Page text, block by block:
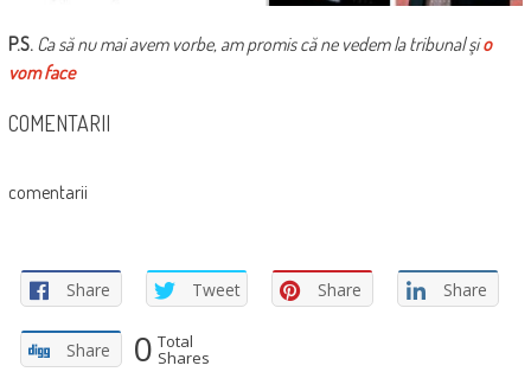
P.S. Ca să nu mai avem vorbe, am promis că ne vedem la tribunal şio
vom face
COMENTARII
comentarii
Share Tweet Share Share
Share 0 Total
Shares